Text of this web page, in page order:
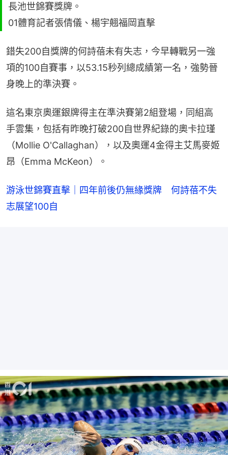
長池世錦賽獎牌。
01體育記者張倩儀、楊宇翹福岡直擊
錯失200自獎牌的何詩蓓未有失志，今早轉戰另一強
項的100自賽事，以53.15秒列總成績第一名，強勢晉
身晚上的準決賽。
這名東京奧運銀牌得主在準決賽第2組登場，同組高
手雲集，包括有昨晚打破200自世界紀錄的奧卡拉瑾
（Mollie O'Callaghan），以及奧運4金得主艾馬麥姬
昂（Emma McKeon）。
游泳世錦賽直擊｜四年前後仍無緣獎牌　何詩蓓不失
志展望100自